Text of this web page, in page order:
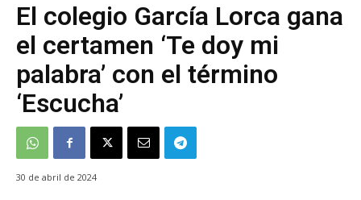
El colegio García Lorca gana
el certamen ‘Te doy mi
palabra’ con el término
‘Escucha’
30 de abril de 2024